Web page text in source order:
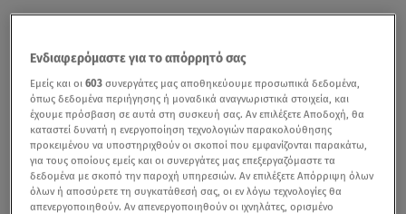
Ενδιαφερόμαστε για το απόρρητό σας
Εμείς και οι603 συνεργάτες μας αποθηκεύουμε προσωπικά δεδομένα,
όπως δεδομένα περιήγησης ή μοναδικά αναγνωριστικά στοιχεία, και
έχουμε πρόσβαση σε αυτά στη συσκευή σας. Αν επιλέξετε Αποδοχή, θα
καταστεί δυνατή η ενεργοποίηση τεχνολογιών παρακολούθησης
προκειμένου να υποστηριχθούν οι σκοποί που εμφανίζονται παρακάτω,
για τους οποίους εμείς και οι συνεργάτες μας επεξεργαζόμαστε τα
δεδομένα με σκοπό την παροχή υπηρεσιών. Αν επιλέξετε Απόρριψη όλων
όλων ή αποσύρετε τη συγκατάθεσή σας, οι εν λόγω τεχνολογίες θα
απενεργοποιηθούν. Αν απενεργοποιηθούν οι ιχνηλάτες, ορισμένο